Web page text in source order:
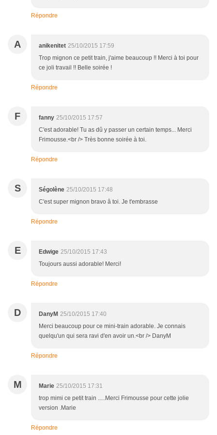
Répondre
A anikenitet 25/10/2015 17:59
Trop mignon ce petit train, j'aime beaucoup !! Merci à toi pour
ce joli travail !! Belle soirée !
Répondre
F fanny 25/10/2015 17:57
C'est adorable! Tu as dû y passer un certain temps... Merci
Frimousse.<br /> Très bonne soirée à toi.
Répondre
S Ségolène 25/10/2015 17:48
C'est super mignon bravo â toi. Je t'embrasse
Répondre
E Edwige 25/10/2015 17:43
Toujours aussi adorable! Merci!
Répondre
D DanyM 25/10/2015 17:40
Merci beaucoup pour ce mini-train adorable. Je connais
quelqu'un qui sera ravi d'en avoir un.<br /> DanyM
Répondre
M Marie 25/10/2015 17:31
trop mimi ce petit train .....Merci Frimousse pour cette jolie
version .Marie
Répondre